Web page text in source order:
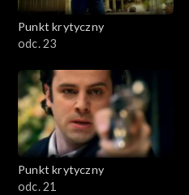
Punkt krytyczny
odc. 23
Punkt krytyczny
odc. 21